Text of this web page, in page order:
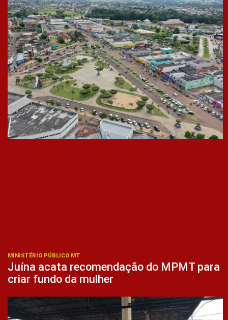
MINISTÉRIO PÚBLICO MT
Juína acata recomendação do MPMT para
criar fundo da mulher